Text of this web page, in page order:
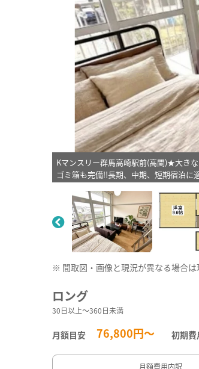
Kマンスリー群馬高崎駅前(高関)★大き
ゴミ箱も完備!!長期、中期、短期宿泊に
※ 間取図・画像と現況が異なる場合は
ロング
30日以上～360日未満
月額目安 76,800円～ 初期費
月額費用内訳